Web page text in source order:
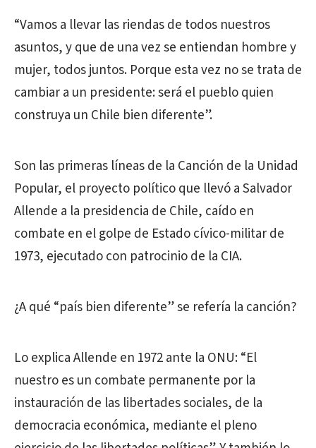
“Vamos a llevar las riendas de todos nuestros
asuntos, y que de una vez se entiendan hombre y
mujer, todos juntos. Porque esta vez no se trata de
cambiar a un presidente: será el pueblo quien
construya un Chile bien diferente”.
Son las primeras líneas de la Canción de la Unidad
Popular, el proyecto político que llevó a Salvador
Allende a la presidencia de Chile, caído en
combate en el golpe de Estado cívico-militar de
1973, ejecutado con patrocinio de la CIA.
¿A qué “país bien diferente” se refería la canción?
Lo explica Allende en 1972 ante la ONU: “El
nuestro es un combate permanente por la
instauración de las libertades sociales, de la
democracia económica, mediante el pleno